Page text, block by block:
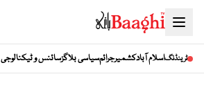
ٹرینڈنگاسلام آبادکشمیرجرائمسیاسی بلاگزسائنس و ٹیکنالوجی